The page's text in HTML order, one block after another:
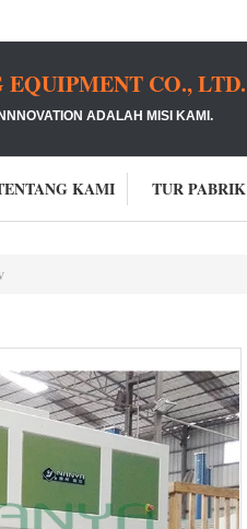
CO., LTD.
ADALAH MISI KAMI.
KAMI TUR PABRIK